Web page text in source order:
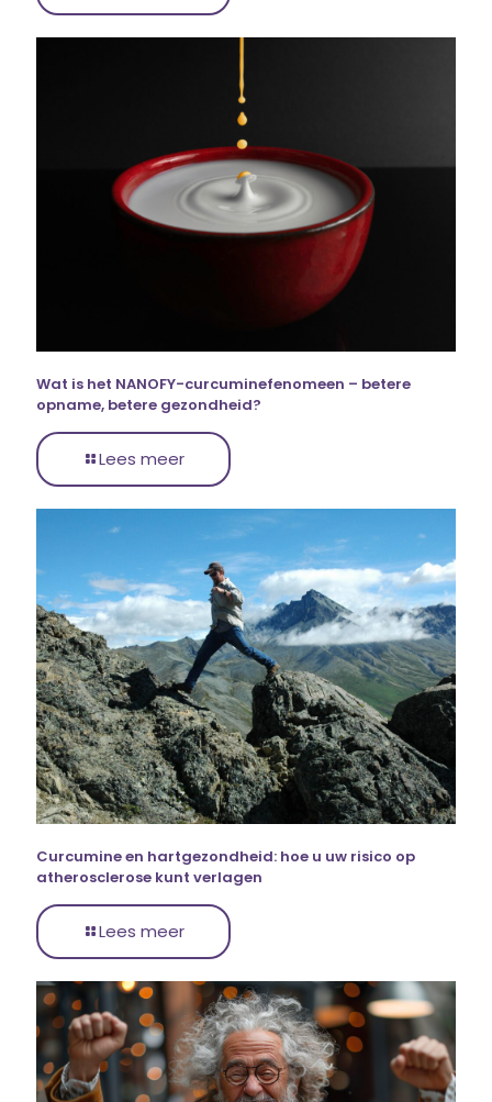
Wat is het NANOFY-curcuminefenomeen – betere
opname, betere gezondheid?
Lees meer
Curcumine en hartgezondheid: hoe u uw risico op
atherosclerose kunt verlagen
Lees meer